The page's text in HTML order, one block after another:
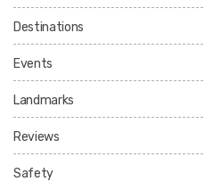
Destinations
Events
Landmarks
Reviews
Safety